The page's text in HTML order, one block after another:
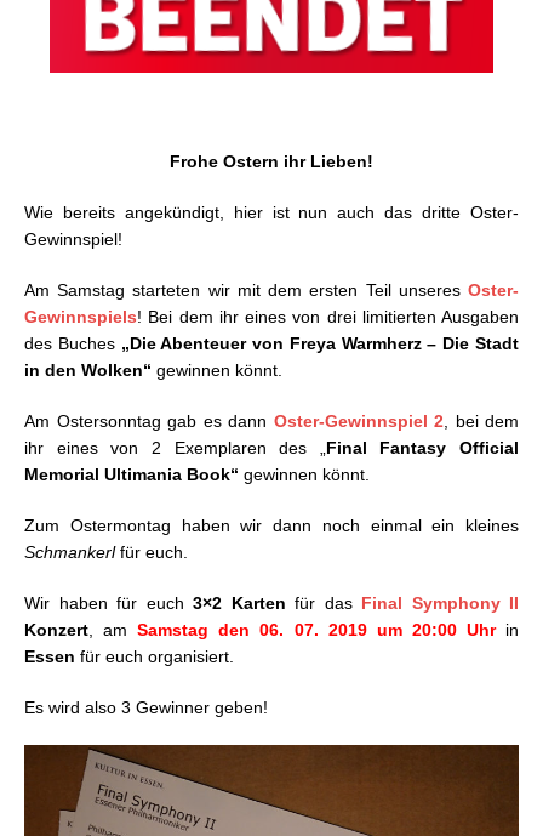
Frohe Ostern ihr Lieben!
Wie bereits angekündigt, hier ist nun auch das dritte Oster-
Gewinnspiel!
Am Samstag starteten wir mit dem ersten Teil unseres Oster-
Gewinnspiels! Bei dem ihr eines von drei limitierten Ausgaben
des Buches „Die Abenteuer von Freya Warmherz – Die Stadt
in den Wolken“ gewinnen könnt.
Am Ostersonntag gab es dann Oster-Gewinnspiel 2 , bei dem
ihr eines von 2 Exemplaren des „ Final Fantasy Official
Memorial Ultimania Book“ gewinnen könnt.
Zum Ostermontag haben wir dann noch einmal ein kleines
Schmankerl für euch.
Wir haben für euch 3×2 Karten für das Final Symphony II
Konzert , amSamstag den 06. 07. 2019 um 20:00 Uhrin
Essen für euch organisiert.
Es wird also 3 Gewinner geben!